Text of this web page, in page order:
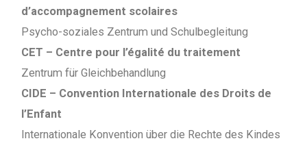
d’accompagnement scolaires
Psycho-soziales Zentrum und Schulbegleitung
CET – Centre pour l’égalité du traitement
Zentrum für Gleichbehandlung
CIDE – Convention Internationale des Droits de
l’Enfant
Internationale Konvention über die Rechte des Kindes